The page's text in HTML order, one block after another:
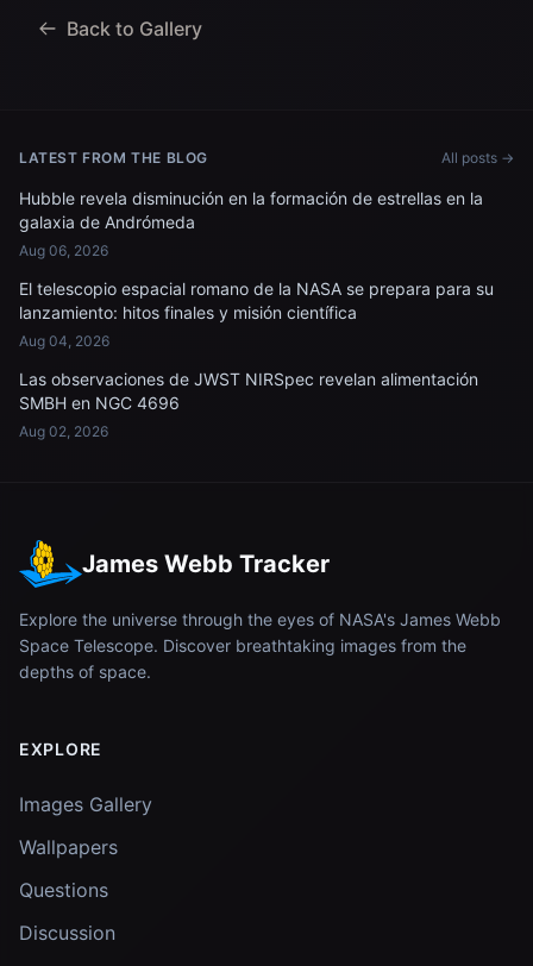
Back to Gallery
LATEST FROM THE BLOG All posts →
Hubble revela disminución en la formación de estrellas en la
galaxia de Andrómeda
Aug 06, 2026
El telescopio espacial romano de la NASA se prepara para su
lanzamiento: hitos finales y misión científica
Aug 04, 2026
Las observaciones de JWST NIRSpec revelan alimentación
SMBH en NGC 4696
Aug 02, 2026
James Webb Tracker
Explore the universe through the eyes of NASA's James Webb
Space Telescope. Discover breathtaking images from the
depths of space.
EXPLORE
Images Gallery
Wallpapers
Questions
Discussion